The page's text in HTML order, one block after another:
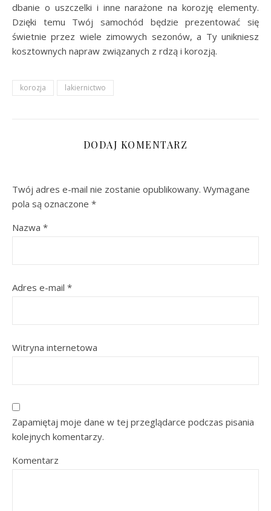
dbanie o uszczelki i inne narażone na korozję elementy.
Dzięki temu Twój samochód będzie prezentować się
świetnie przez wiele zimowych sezonów, a Ty unikniesz
kosztownych napraw związanych z rdzą i korozją.
korozja lakiernictwo
DODAJ KOMENTARZ
Twój adres e-mail nie zostanie opublikowany. Wymagane
pola są oznaczone *
Nazwa *
Adres e-mail *
Witryna internetowa
Zapamiętaj moje dane w tej przeglądarce podczas pisania
kolejnych komentarzy.
Komentarz